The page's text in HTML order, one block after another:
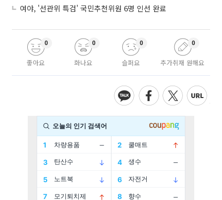
여야, '선관위 특검' 국민추천위원 6명 인선 완료
좋아요
0
화나요
0
슬퍼요
0
추가취재 원해요
0